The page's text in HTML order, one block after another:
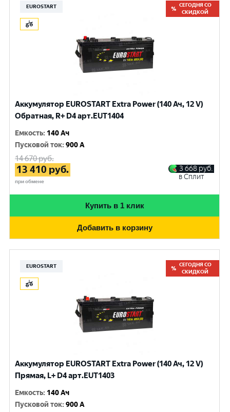
EUROSTART
СЕГОДНЯ СО
СКИДКОЙ
Аккумулятор EUROSTART Extra Power (140 Ач, 12 V)
Обратная, R+ D4 арт.EUT1404
Емкость: 140 Ач
Пусковой ток:900 A
14 670руб.
13 410 руб.
при обмене
3 668 руб.
в Сплит
Купить в 1 клик
Добавить в корзину
EUROSTART
СЕГОДНЯ СО
СКИДКОЙ
Аккумулятор EUROSTART Extra Power (140 Ач, 12 V)
Прямая, L+ D4 арт.EUT1403
Емкость: 140 Ач
Пусковой ток:900 A